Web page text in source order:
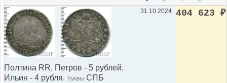
Полтина RR, Петров - 5 рублей,
Ильин - 4 рубля. буквы СПБ
31.10.2024 404 623 ₽